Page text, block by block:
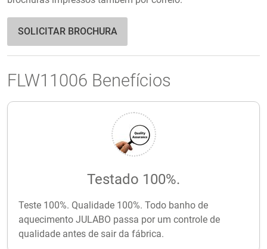
SOLICITAR BROCHURA
FLW11006 Benefícios
Testado 100%.
Teste 100%. Qualidade 100%. Todo banho de
aquecimento JULABO passa por um controle de
qualidade antes de sair da fábrica.